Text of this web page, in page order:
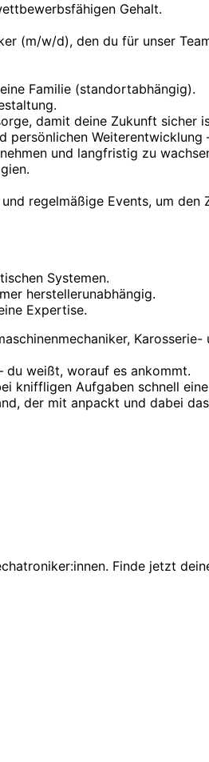
Gehalt.
(m/w/d), den du für unser
Familie (standortabhängig).
damit deine Zukunft sicher
Weiter­entwicklung
und langfristig zu
regelmäßige Events, um den
Systemen.
hersteller­unabhängig.
Expertise.
du weißt, worauf es ankommt.
kniffligen Aufgaben schnell
der mit anpackt und dabei
Finde jetzt